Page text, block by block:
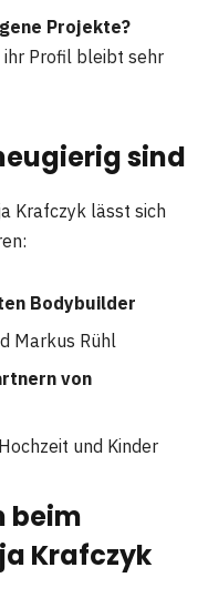
Projekte?
Profil bleibt sehr
sind
Krafczyk lässt sich
Bodybuilder
Markus Rühl
von
und Kinder
beim
Krafczyk